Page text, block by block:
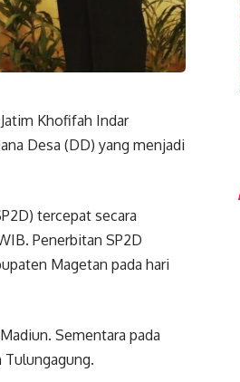
Khofifah Indar
Desa (DD) yang menjadi
tercepat secara
Penerbitan SP2D
Magetan pada hari
Sementara pada
Tulungagung.